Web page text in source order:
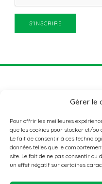
Gérer le
Pour offrir les meilleures
que les cookies pour stocker et/
Le fait de consentir à ces
données telles que le
site. Le fait de ne pas consentir
un effet négatif sur certaines
ADRESSE
Nordstad Aktiv+
3, rue de l’école agricole